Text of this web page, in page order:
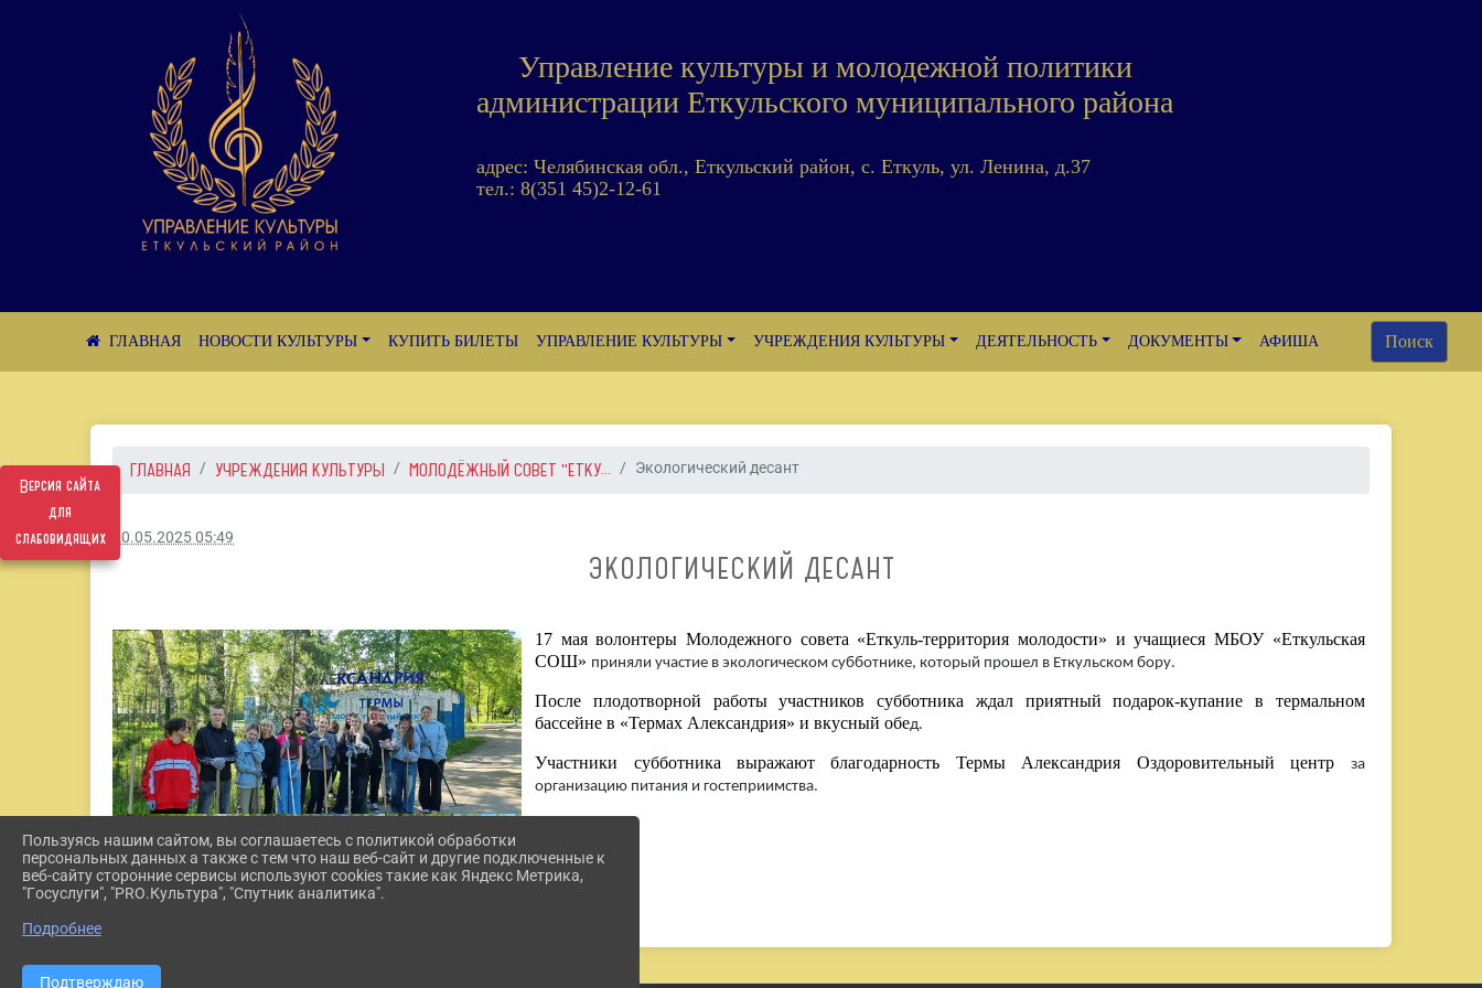
Версия сайта
для
слабовидящих
Управление культуры и молодежной политики
администрации Еткульского муниципального района
адрес: Челябинская обл., Еткульский район, с. Еткуль, ул. Ленина, д.37
тел.: 8(351 45)2-12-61
НОВОСТИ КУЛЬТУРЫ КУПИТЬ БИЛЕТЫ УПРАВЛЕНИЕ КУЛЬТУРЫ УЧРЕЖДЕНИЯ КУЛЬТУРЫ ДЕЯТЕЛЬНОСТЬ ДОКУМЕНТЫ АФИША Поиск
ГЛАВНАЯ УЧРЕЖДЕНИЯ КУЛЬТУРЫ МОЛОДЁЖНЫЙ СОВЕТ "ЕТКУ... Экологический десант
20.05.2025 05:49
ЭКОЛОГИЧЕСКИЙ ДЕСАНТ
17 мая волонтеры Молодежного совета «Еткуль-территория молодости» и учащиеся МБОУ «Еткульская
СОШ» приняли участие в экологическом субботнике, который прошел в Еткульском бору.
После плодотворной работы участников субботника ждал приятный подарок-купание в термальном
бассейне в «Термах Александрия» и вкусный обед.
Участники субботника выражают благодарность Термы Александрия Оздоровительный центр за
организацию питания и гостеприимства.
Пользуясь нашим сайтом, вы соглашаетесь с политикой обработки
персональных данных а также с тем что наш веб-сайт и другие подключенные к
веб-сайту сторонние сервисы используют cookies такие как Яндекс Метрика,
"Госуслуги", "PRO.Культура", "Спутник аналитика".
Подробнее
Подтверждаю